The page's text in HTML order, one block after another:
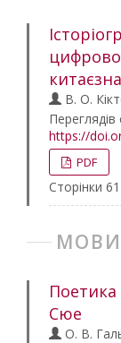
В. О.
https://
PDF
Сторінки
МОВИ
Поетика
Сюе
О. В.